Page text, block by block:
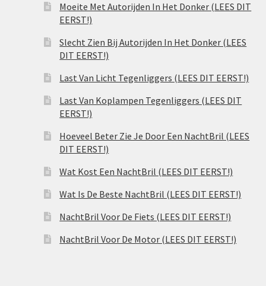
Moeite Met Autorijden In Het Donker (LEES DIT
EERST!)
Slecht Zien Bij Autorijden In Het Donker (LEES
DIT EERST!)
Last Van Licht Tegenliggers (LEES DIT EERST!)
Last Van Koplampen Tegenliggers (LEES DIT
EERST!)
Hoeveel Beter Zie Je Door Een NachtBril (LEES
DIT EERST!)
Wat Kost Een NachtBril (LEES DIT EERST!)
Wat Is De Beste NachtBril (LEES DIT EERST!)
NachtBril Voor De Fiets (LEES DIT EERST!)
NachtBril Voor De Motor (LEES DIT EERST!)